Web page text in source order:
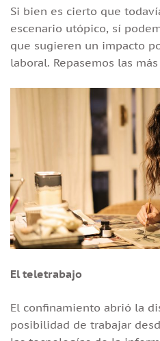
Si bien es cierto que
escenario utópico, sí
que sugieren un impacto
laboral. Repasemos las
El teletrabajo
El confinamiento abrió la
posibilidad de trabajar